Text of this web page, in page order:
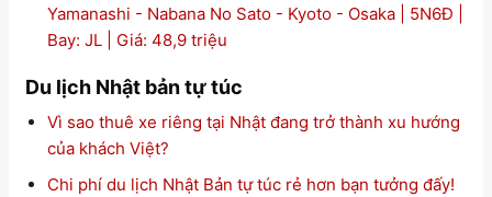
Yamanashi - Nabana No Sato - Kyoto - Osaka | 5N6Đ |
Bay: JL | Giá: 48,9 triệu
Du lịch Nhật bản tự túc
Vì sao thuê xe riêng tại Nhật đang trở thành xu hướng
của khách Việt?
Chi phí du lịch Nhật Bản tự túc rẻ hơn bạn tưởng đấy!